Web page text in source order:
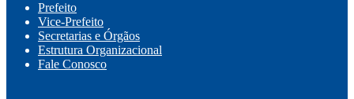
Prefeito
Vice-Prefeito
Secretarias e Órgãos
Estrutura Organizacional
Fale Conosco